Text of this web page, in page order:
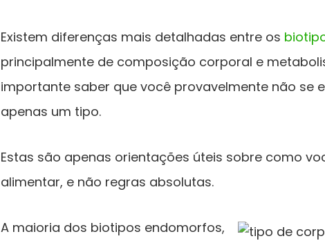
Existem diferenças mais detalhadas entre os
principalmente de composição corporal e
importante saber que você provavelmente não se
apenas um tipo.
Estas são apenas orientações úteis sobre como
alimentar, e não regras absolutas.
A maioria dos biotipos endomorfos,